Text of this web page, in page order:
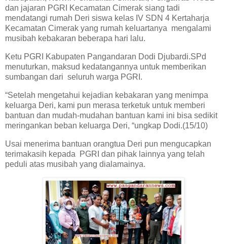
dan jajaran PGRI Kecamatan Cimerak siang tadi
mendatangi rumah Deri siswa kelas IV SDN 4 Kertaharja
Kecamatan Cimerak yang rumah keluartanya mengalami
musibah kebakaran beberapa hari lalu.
Ketu PGRI Kabupaten Pangandaran Dodi Djubardi.SPd
menuturkan, maksud kedatangannya untuk memberikan
sumbangan dari seluruh warga PGRI.
“Setelah mengetahui kejadian kebakaran yang menimpa
keluarga Deri, kami pun merasa terketuk untuk memberi
bantuan dan mudah-mudahan bantuan kami ini bisa sedikit
meringankan beban keluarga Deri, “ungkap Dodi.(15/10)
Usai menerima bantuan orangtua Deri pun mengucapkan
terimakasih kepada PGRI dan pihak lainnya yang telah
peduli atas musibah yang dialamainya.